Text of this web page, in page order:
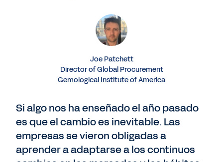
Joe Patchett
Director of Global Procurement
Gemological Institute of America
Si algo nos ha enseñado el año pasado
es que el cambio es inevitable. Las
empresas se vieron obligadas a
aprender a adaptarse a los continuos